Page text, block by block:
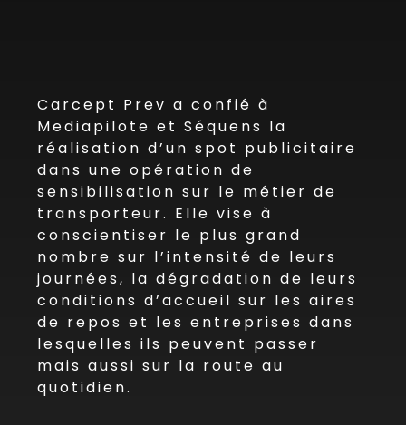
Carcept Prev a confié à
Mediapilote et Séquens la
réalisation d’un spot publicitaire
dans une opération de
sensibilisation sur le métier de
transporteur. Elle vise à
conscientiser le plus grand
nombre sur l’intensité de leurs
journées, la dégradation de leurs
conditions d’accueil sur les aires
de repos et les entreprises dans
lesquelles ils peuvent passer
mais aussi sur la route au
quotidien.